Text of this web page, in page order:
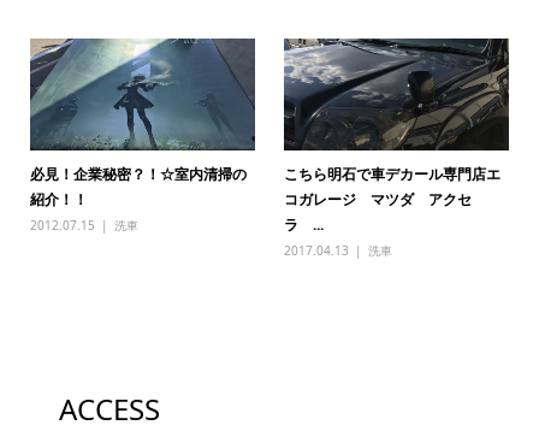
必見！企業秘密？！☆室内清掃の
紹介！！
2012.07.15 洗車
こちら明石で車デカール専門店エ
コガレージ マツダ アクセ
ラ ...
2017.04.13 洗車
ACCESS